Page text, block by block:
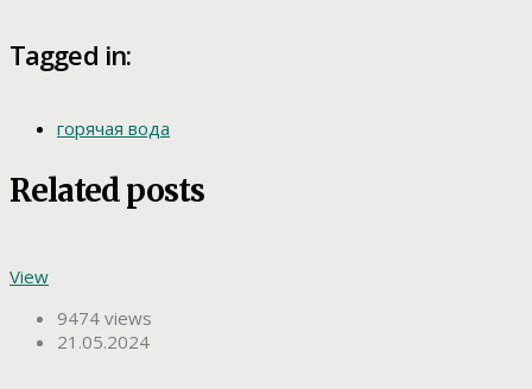
Tagged in:
горячая вода
Related posts
View
9474 views
21.05.2024